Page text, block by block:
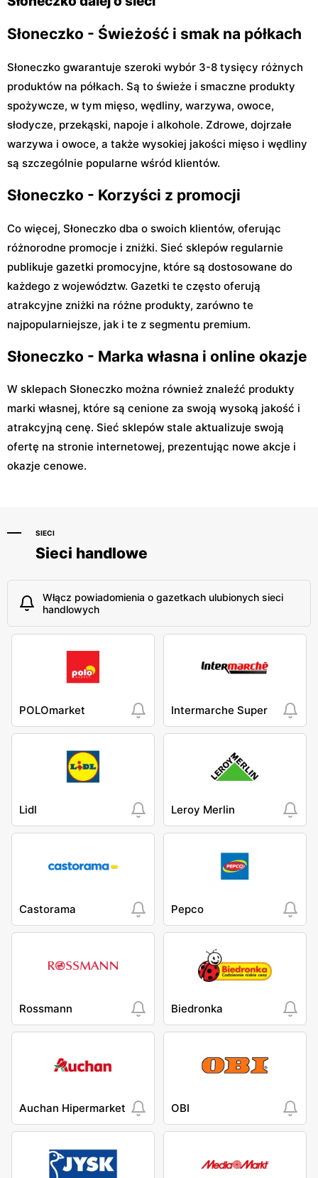
Słoneczko - Świeżość i smak na półkach
Słoneczko gwarantuje szeroki wybór 3-8 tysięcy różnych
produktów na półkach. Są to świeże i smaczne produkty
spożywcze, w tym mięso, wędliny, warzywa, owoce,
słodycze, przekąski, napoje i alkohole. Zdrowe, dojrzałe
warzywa i owoce, a także wysokiej jakości mięso i wędliny
są szczególnie popularne wśród klientów.
Słoneczko - Korzyści z promocji
Co więcej, Słoneczko dba o swoich klientów, oferując
różnorodne promocje i zniżki. Sieć sklepów regularnie
publikuje gazetki promocyjne, które są dostosowane do
każdego z województw. Gazetki te często oferują
atrakcyjne zniżki na różne produkty, zarówno te
najpopularniejsze, jak i te z segmentu premium.
Słoneczko - Marka własna i online okazje
W sklepach Słoneczko można również znaleźć produkty
marki własnej, które są cenione za swoją wysoką jakość i
atrakcyjną cenę. Sieć sklepów stale aktualizuje swoją
ofertę na stronie internetowej, prezentując nowe akcje i
okazje cenowe.
SIECI
Sieci handlowe
Włącz powiadomienia o gazetkach ulubionych sieci
handlowych
POLOmarket Intermarche Super
Lidl Leroy Merlin
Castorama Pepco
Rossmann Biedronka
Auchan Hipermarket OBI